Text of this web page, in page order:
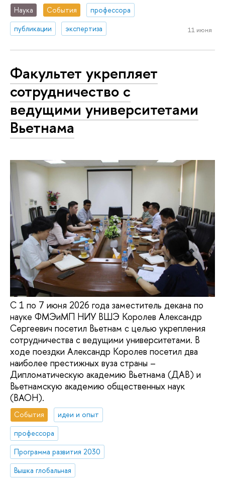
Наука События
профессора
публикации
экспертиза 11 июня
Факультет укрепляет
сотрудничество с
ведущими университетами
Вьетнама
С 1 по 7 июня 2026 года заместитель декана по
науке ФМЭиМП НИУ ВШЭ Королев Александр
Сергеевич посетил Вьетнам с целью укрепления
сотрудничества с ведущими университетами. В
ходе поездки Александр Королев посетил два
наиболее престижных вуза страны –
Дипломатическую академию Вьетнама (ДАВ) и
Вьетнамскую академию общественных наук
(ВАОН).
События
идеи и опыт
профессора
Программа развития 2030
Вышка глобальная